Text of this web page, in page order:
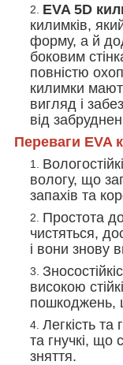
EVA 5D
килимків,
форму, а й
боковим
повністю
килимки
вигляд і
від
Переваги EVA
вологу, що
запахів та
Простота
чистяться,
і вони знову
високою
пошкоджень,
Легкість та
та гнучкі, що
зняття.